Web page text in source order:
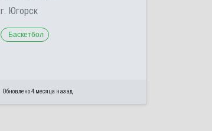
г. Югорск
Баскетбол
Обновлено 4 месяца назад